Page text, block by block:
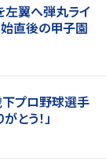
左翼へ弾丸ライ
直後の甲子園
プロ野球選手
とう！」